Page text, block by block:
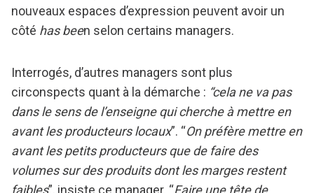
nouveaux espaces d’expression peuvent avoir un
côté has been selon certains managers.
Interrogés, d’autres managers sont plus
circonspects quant à la démarche : “cela ne va pas
dans le sens de l’enseigne qui cherche à mettre en
avant les producteurs locaux”. “On préfère mettre en
avant les petits producteurs que de faire des
volumes sur des produits dont les marges restent